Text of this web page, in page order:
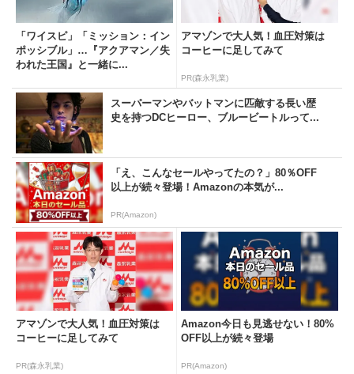
「ワイスピ」「ミッション：イン
ポッシブル」…『アクアマン／失
われた王国』と一緒に...
アマゾンで大人気！血圧対策は
コーヒーに足してみて
PR(森永乳業)
スーパーマンやバットマンに匹敵する長い歴
史を持つDCヒーロー、ブルービートルって...
「え、こんなセールやってたの？」80％OFF
以上が続々登場！Amazonの本気が...
PR(Amazon)
アマゾンで大人気！血圧対策は
コーヒーに足してみて
PR(森永乳業)
Amazon今日も見逃せない！80%
OFF以上が続々登場
PR(Amazon)